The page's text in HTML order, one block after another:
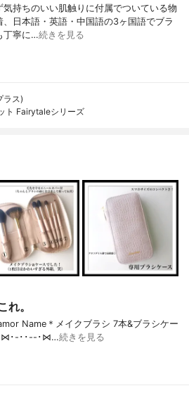
持ちのいい肌触りに付属でついている物
日本語・英語・中国語の3ヶ国語でブラ
丁寧に…続きを見る
ラス)
ト Fairytaleシリーズ
。
Name＊メイクブラシ 7本&ブラシケー
･⋈･-･･--･⋈…続きを見る